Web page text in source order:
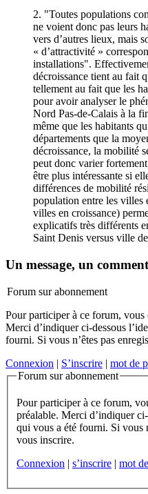
2. "Toutes populations
ne voient donc pas leurs
vers d’autres lieux, mais
« d’attractivité »
installations".
décroissance tient au fait
tellement au fait que les
pour avoir analyser le
Nord Pas-de-Calais à la
même que les habitants
départements que la
décroissance, la mobilité
peut donc varier
être plus intéressante si
différences de mobilité
population entre les villes
villes en croissance)
explicatifs très différents
Saint Denis versus ville
Un message, un
Forum sur abonnement
Pour participer à ce forum, vous
Merci d’indiquer ci-dessous
fourni. Si vous n’êtes pas
Connexion | S’inscrire | mot de
Forum sur abonnement
Pour participer à ce forum, vous devez vous enregistrer au
préalable. Merci d’indiquer ci-dessous l’identifiant personnel
qui vous a été fourni. Si vous n’êtes pas enregistré, vous devez
vous inscrire.
Connexion | s’inscrire | mot